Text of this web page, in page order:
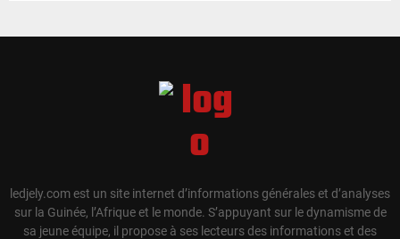
ledjely.com est un site internet d’informations générales et d’analyses
sur la Guinée, l’Afrique et le monde. S’appuyant sur le dynamisme de
sa jeune équipe, il propose à ses lecteurs des informations et des